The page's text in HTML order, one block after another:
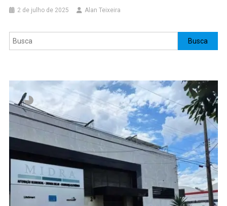
2 de julho de 2025 Alan Teixeira
Pesquisar Busca